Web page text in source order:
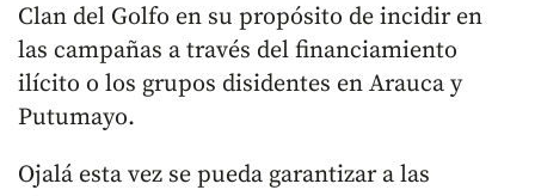
Clan del Golfo en su propósito de incidir en
las campañas a través del financiamiento
ilícito o los grupos disidentes en Arauca y
Putumayo.
Ojalá esta vez se pueda garantizar a las